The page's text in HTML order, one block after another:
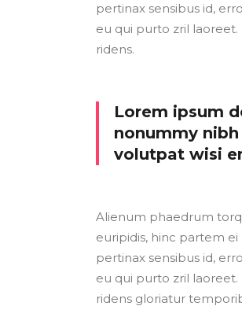
pertinax sensibus id,
eu qui purto zril
ridens.
Lorem ipsum
nonummy
volutpat wisi
Alienum phaedrum
euripidis, hinc partem ei
pertinax sensibus id,
eu qui purto zril
ridens gloriatur